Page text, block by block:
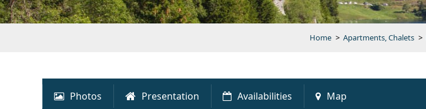
Home > Apartments, Chalets >
Photos Presentation Availabilities Map